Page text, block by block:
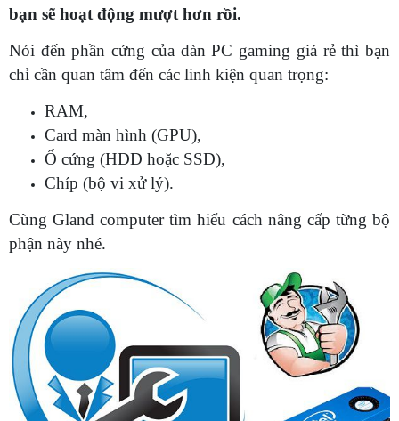
bạn sẽ hoạt động mượt hơn rồi.
Nói đến phần cứng của dàn PC gaming giá rẻ thì bạn
chỉ cần quan tâm đến các linh kiện quan trọng:
RAM,
Card màn hình (GPU),
Ổ cứng (HDD hoặc SSD),
Chíp (bộ vi xử lý).
Cùng Gland computer tìm hiểu cách nâng cấp từng bộ
phận này nhé.